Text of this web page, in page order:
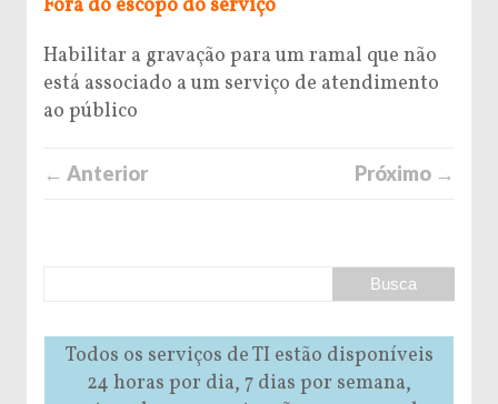
Fora do escopo do serviço
Habilitar a gravação para um ramal que não
está associado a um serviço de atendimento
ao público
← Anterior Próximo →
Todos os serviços de TI estão disponíveis
24 horas por dia, 7 dias por semana,